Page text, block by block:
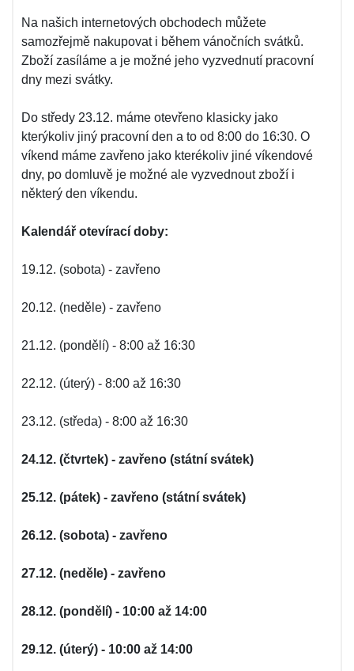
Na našich internetových obchodech můžete
samozřejmě nakupovat i během vánočních svátků.
Zboží zasíláme a je možné jeho vyzvednutí pracovní
dny mezi svátky.
Do středy 23.12. máme otevřeno klasicky jako
kterýkoliv jiný pracovní den a to od 8:00 do 16:30. O
víkend máme zavřeno jako kterékoliv jiné víkendové
dny, po domluvě je možné ale vyzvednout zboží i
některý den víkendu.
Kalendář otevírací doby:
19.12. (sobota) - zavřeno
20.12. (neděle) - zavřeno
21.12. (pondělí) - 8:00 až 16:30
22.12. (úterý) - 8:00 až 16:30
23.12. (středa) - 8:00 až 16:30
24.12. (čtvrtek) - zavřeno (státní svátek)
25.12. (pátek) - zavřeno (státní svátek)
26.12. (sobota) - zavřeno
27.12. (neděle) - zavřeno
28.12. (pondělí) - 10:00 až 14:00
29.12. (úterý) - 10:00 až 14:00